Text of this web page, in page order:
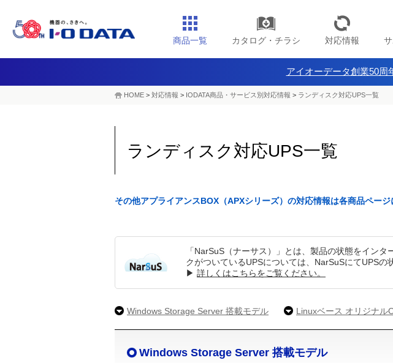
商品一覧 カタログ・チラシ 対応情報
アイオーデータ創業50周
HOME > 対応情報 > IODATA商品・サービス別対応情報 > ランディスク対応UPS一覧
ランディスク対応UPS一覧
その他アプライアンスBOX（APXシリーズ）の対応情報は各商品ペー
「NarSuS（ナーサス）」とは、製品の状態をイン
クがついているUPSについては、NarSuSにてUPSの
▶ 詳しくはこちらをご覧ください。
Windows Storage Server 搭載モデル Linuxベース オリジナル
Windows Storage Server 搭載モデル